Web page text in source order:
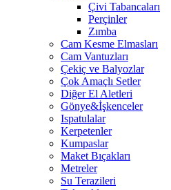
Çivi Tabancaları
Perçinler
Zımba
Cam Kesme Elmasları
Cam Vantuzları
Çekiç ve Balyozlar
Çok Amaçlı Setler
Diğer El Aletleri
Gönye&İşkenceler
Ispatulalar
Kerpetenler
Kumpaslar
Maket Bıçakları
Metreler
Su Terazileri